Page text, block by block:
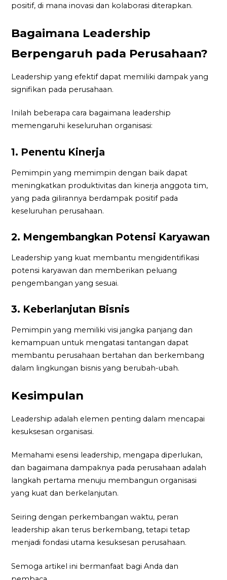
positif, di mana inovasi dan kolaborasi diterapkan.
Bagaimana Leadership
Berpengaruh pada Perusahaan?
Leadership yang efektif dapat memiliki dampak yang
signifikan pada perusahaan.
Inilah beberapa cara bagaimana leadership
memengaruhi keseluruhan organisasi:
1. Penentu Kinerja
Pemimpin yang memimpin dengan baik dapat
meningkatkan produktivitas dan kinerja anggota tim,
yang pada gilirannya berdampak positif pada
keseluruhan perusahaan.
2. Mengembangkan Potensi Karyawan
Leadership yang kuat membantu mengidentifikasi
potensi karyawan dan memberikan peluang
pengembangan yang sesuai.
3. Keberlanjutan Bisnis
Pemimpin yang memiliki visi jangka panjang dan
kemampuan untuk mengatasi tantangan dapat
membantu perusahaan bertahan dan berkembang
dalam lingkungan bisnis yang berubah-ubah.
Kesimpulan
Leadership adalah elemen penting dalam mencapai
kesuksesan organisasi.
Memahami esensi leadership, mengapa diperlukan,
dan bagaimana dampaknya pada perusahaan adalah
langkah pertama menuju membangun organisasi
yang kuat dan berkelanjutan.
Seiring dengan perkembangan waktu, peran
leadership akan terus berkembang, tetapi tetap
menjadi fondasi utama kesuksesan perusahaan.
Semoga artikel ini bermanfaat bagi Anda dan